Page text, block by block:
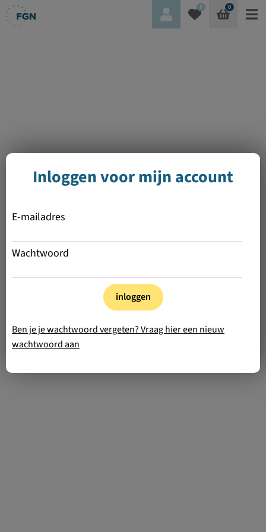
0 0
Inloggen voor mijn account
E-mailadres
Wachtwoord
inloggen
Ben je je wachtwoord vergeten? Vraag hier een nieuw
wachtwoord aan